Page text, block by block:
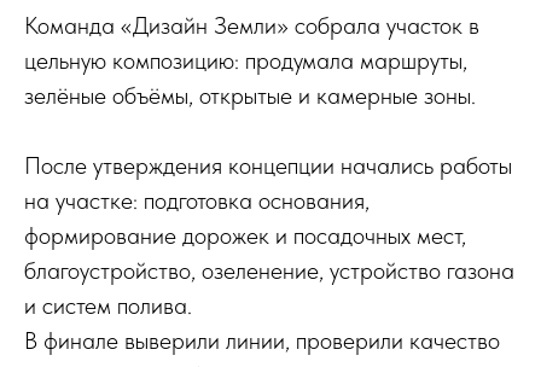
Команда «Дизайн Земли» собрала участок в
цельную композицию: продумала маршруты,
зелёные объёмы, открытые и камерные зоны.
После утверждения концепции начались работы
на участке: подготовка основания,
формирование дорожек и посадочных мест,
благоустройство, озеленение, устройство газона
и систем полива.
В финале выверили линии, проверили качество